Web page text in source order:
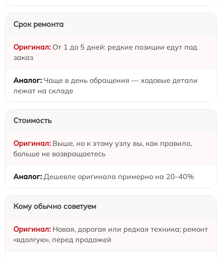
Срок ремонта
От 1 до 5 дней: редкие позиции едут под
заказ
Чаще в день обращения — ходовые детали
лежат на складе
Стоимость
Выше, но к этому узлу вы, как правило,
больше не возвращаетесь
Дешевле оригинала примерно на 20–40%
Кому обычно советуем
Новая, дорогая или редкая техника; ремонт
«вдолгую», перед продажей